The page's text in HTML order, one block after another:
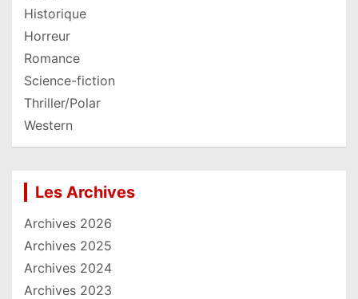
Historique
Horreur
Romance
Science-fiction
Thriller/Polar
Western
Les Archives
Archives 2026
Archives 2025
Archives 2024
Archives 2023